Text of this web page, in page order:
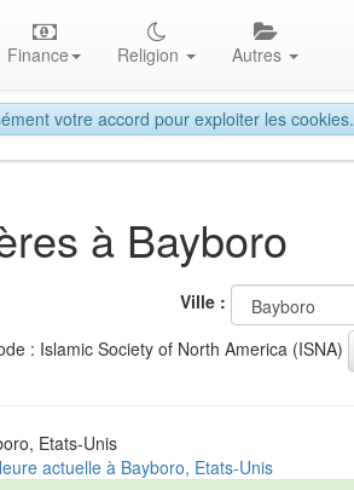
votre accord pour exploiter les cookies.
Finance Religion Autres
à Bayboro
Ville :
: Islamic Society of North America (ISNA)
Etats-Unis
actuelle à Bayboro, Etats-Unis